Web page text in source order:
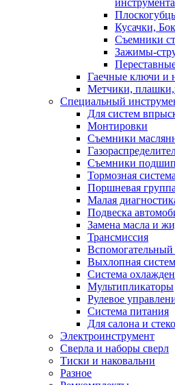
инструмента
Кусачки,
Съемники
Зажимы-
Гаечные ключи и
Метчики,
Специальный
Для систем
Монтировки
Съемники
Съемники
Тормозная система
Поршневая группа
Малая
Подвеска
Замена масла и
Трансмиссия
Выхлопная
Система
Мультипликаторы
Рулевое
Система питания
Для салона и
Электроинструмент
Сверла и наборы сверл
Тиски и наковальни
Разное